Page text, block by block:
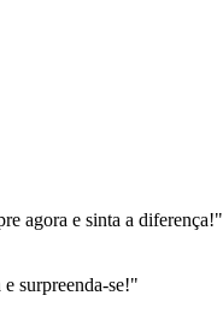
agora e sinta a diferença!"
surpreenda-se!"